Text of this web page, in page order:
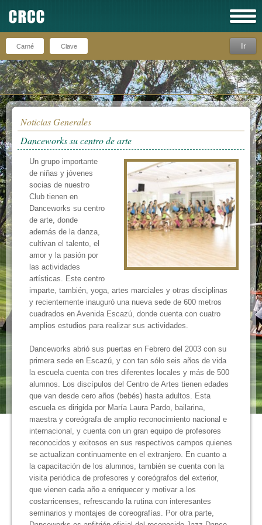
Recuérdeme
Ir
Noticias Generales
Danceworks su centro de arte
Un grupo importante
de niñas y jóvenes
socias de nuestro
Club tienen en
Danceworks su centro
de arte, donde
además de la danza,
cultivan el talento, el
amor y la pasión por
las actividades
artísticas. Este centro
imparte, también, yoga, artes marciales y otras disciplinas
y recientemente inauguró una nueva sede de 600 metros
cuadrados en Avenida Escazú, donde cuenta con cuatro
amplios estudios para realizar sus actividades.
Danceworks abrió sus puertas en Febrero del 2003 con su
primera sede en Escazú, y con tan sólo seis años de vida
la escuela cuenta con tres diferentes locales y más de 500
alumnos. Los discípulos del Centro de Artes tienen edades
que van desde cero años (bebés) hasta adultos. Esta
escuela es dirigida por María Laura Pardo, bailarina,
maestra y coreógrafa de amplio reconocimiento nacional e
internacional, y cuenta con un gran equipo de profesores
reconocidos y exitosos en sus respectivos campos quienes
se actualizan continuamente en el extranjero. En cuanto a
la capacitación de los alumnos, también se cuenta con la
visita periódica de profesores y coreógrafos del exterior,
que vienen cada año a enriquecer y motivar a los
costarricenses, refrescando la rutina con interesantes
seminarios y montajes de coreografías. Por otra parte,